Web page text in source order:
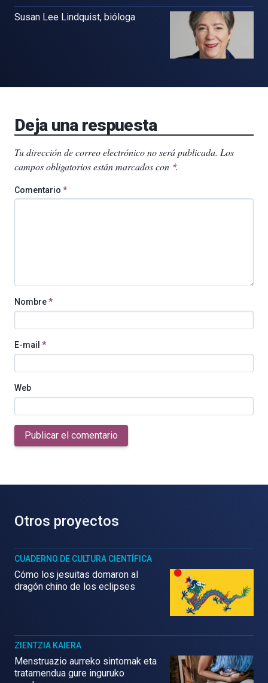
Susan Lee Lindquist, bióloga
Deja una respuesta
Tu dirección de correo electrónico no será publicada. Los
campos obligatorios están marcados con *.
Comentario *
Nombre*
E-mail *
Web
Publicar el comentario
Otros proyectos
CUADERNO DE CULTURA CIENTÍFICA
Cómo los jesuitas domaron al
dragón chino de los eclipses
ZIENTZIA KAIERA
Menstruazio aurreko sintomak eta
tratamendua gure inguruko